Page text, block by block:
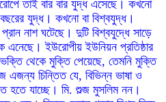
তাই বার বার যুদ্ধ এসেছে। কখনো
যুদ্ধ। কখনো বা বিশ্বযুদ্ধ।
নাশ ঘটেছে। দুটি বিশ্বযুদ্ধে সাড়ে
এনেছে। ইউরোপীয় ইউনিয়ন প্রতিষ্ঠার
থেকে মুক্তি পেয়েছে, তেমনি মুক্তি
এজন্য চিন্তিত যে, বিভিন্ন ভাষা ও
হতে যাচ্ছে। মি. শুল্জ মুসলিম নন।